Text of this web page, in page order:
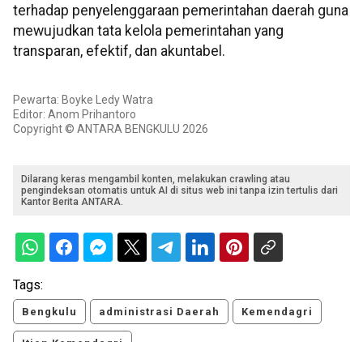
terhadap penyelenggaraan pemerintahan daerah guna
mewujudkan tata kelola pemerintahan yang
transparan, efektif, dan akuntabel.
Pewarta: Boyke Ledy Watra
Editor: Anom Prihantoro
Copyright © ANTARA BENGKULU 2026
Dilarang keras mengambil konten, melakukan crawling atau
pengindeksan otomatis untuk AI di situs web ini tanpa izin tertulis dari
Kantor Berita ANTARA.
Tags:
Bengkulu administrasi Daerah Kemendagri